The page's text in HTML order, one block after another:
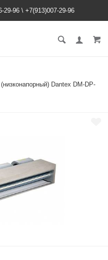
29-96 \ +7(913)007-29-96
Dantex DM-DP-